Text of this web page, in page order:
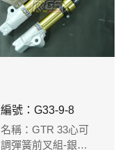
編號：G33-9-8
名稱：GTR 33心可
調彈簧前叉組-銀心